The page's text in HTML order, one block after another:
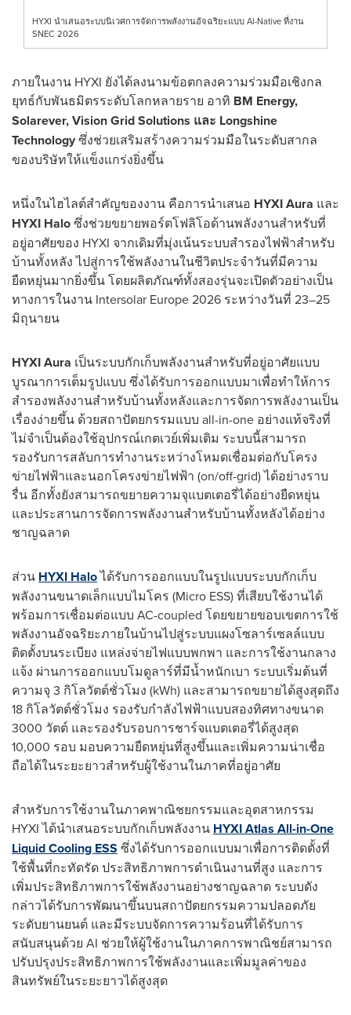
HYXI นำเสนอระบบนิเวศการจัดการพลังงานอัจฉริยะแบบ AI-Native ที่งาน
SNEC 2026
ภายในงาน HYXI ยังได้ลงนามข้อตกลงความร่วมมือเชิงกล
ยุทธ์กับพันธมิตรระดับโลกหลายราย อาทิ BM Energy,
Solarever, Vision Grid Solutions และ Longshine
Technologyซึ่งช่วยเสริมสร้างความร่วมมือในระดับสากล
ของบริษัทให้แข็งแกร่งยิ่งขึ้น
หนึ่งในไฮไลต์สำคัญของงาน คือการนำเสนอ HYXI Aura และ
HYXI Haloซึ่งช่วยขยายพอร์ตโฟลิโอด้านพลังงานสำหรับที่
อยู่อาศัยของ HYXI จากเดิมที่มุ่งเน้นระบบสำรองไฟฟ้าสำหรับ
บ้านทั้งหลัง ไปสู่การใช้พลังงานในชีวิตประจำวันที่มีความ
ยืดหยุ่นมากยิ่งขึ้น โดยผลิตภัณฑ์ทั้งสองรุ่นจะเปิดตัวอย่างเป็น
ทางการในงาน Intersolar Europe 2026 ระหว่างวันที่ 23–25
มิถุนายน
HYXI Aura เป็นระบบกักเก็บพลังงานสำหรับที่อยู่อาศัยแบบ
บูรณาการเต็มรูปแบบ ซึ่งได้รับการออกแบบมาเพื่อทำให้การ
สำรองพลังงานสำหรับบ้านทั้งหลังและการจัดการพลังงานเป็น
เรื่องง่ายขึ้น ด้วยสถาปัตยกรรมแบบ all-in-one อย่างแท้จริงที่
ไม่จำเป็นต้องใช้อุปกรณ์เกตเวย์เพิ่มเติม ระบบนี้สามารถ
รองรับการสลับการทำงานระหว่างโหมดเชื่อมต่อกับโครง
ข่ายไฟฟ้าและนอกโครงข่ายไฟฟ้า (on/off-grid) ได้อย่างราบ
รื่น อีกทั้งยังสามารถขยายความจุแบตเตอรี่ได้อย่างยืดหยุ่น
และประสานการจัดการพลังงานสำหรับบ้านทั้งหลังได้อย่าง
ชาญฉลาด
ส่วน HYXI Haloได้รับการออกแบบในรูปแบบระบบกักเก็บ
พลังงานขนาดเล็กแบบไมโคร (Micro ESS) ที่เสียบใช้งานได้
พร้อมการเชื่อมต่อแบบ AC-coupled โดยขยายขอบเขตการใช้
พลังงานอัจฉริยะภายในบ้านไปสู่ระบบแผงโซลาร์เซลล์แบบ
ติดตั้งบนระเบียง แหล่งจ่ายไฟแบบพกพา และการใช้งานกลาง
แจ้ง ผ่านการออกแบบโมดูลาร์ที่มีน้ำหนักเบา ระบบเริ่มต้นที่
ความจุ 3 กิโลวัตต์ชั่วโมง (kWh) และสามารถขยายได้สูงสุดถึง
18 กิโลวัตต์ชั่วโมง รองรับกำลังไฟฟ้าแบบสองทิศทางขนาด
3000 วัตต์ และรองรับรอบการชาร์จแบตเตอรี่ได้สูงสุด
10,000 รอบ มอบความยืดหยุ่นที่สูงขึ้นและเพิ่มความน่าเชื่อ
ถือได้ในระยะยาวสำหรับผู้ใช้งานในภาคที่อยู่อาศัย
สำหรับการใช้งานในภาคพาณิชยกรรมและอุตสาหกรรม
HYXI ได้นำเสนอระบบกักเก็บพลังงาน HYXI Atlas All-in-One
Liquid Cooling ESS ซึ่งได้รับการออกแบบมาเพื่อการติดตั้งที่
ใช้พื้นที่กะทัดรัด ประสิทธิภาพการดำเนินงานที่สูง และการ
เพิ่มประสิทธิภาพการใช้พลังงานอย่างชาญฉลาด ระบบดัง
กล่าวได้รับการพัฒนาขึ้นบนสถาปัตยกรรมความปลอดภัย
ระดับยานยนต์ และมีระบบจัดการความร้อนที่ได้รับการ
สนับสนุนด้วย AI ช่วยให้ผู้ใช้งานในภาคการพาณิชย์สามารถ
ปรับปรุงประสิทธิภาพการใช้พลังงานและเพิ่มมูลค่าของ
สินทรัพย์ในระยะยาวได้สูงสุด